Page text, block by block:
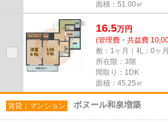
面積：51.00㎡
16.5万円
(管理費・共益費
敷：1ヶ月｜礼：0ヶ月
所在階：3階
間取り：1DK
面積：45.25㎡
賃貸｜マンション ボヌール和泉増築